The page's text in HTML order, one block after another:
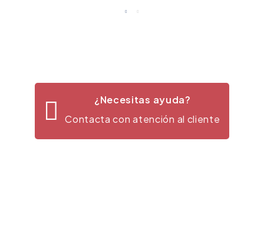
¿Necesitas ayuda?
Contacta con atención al cliente